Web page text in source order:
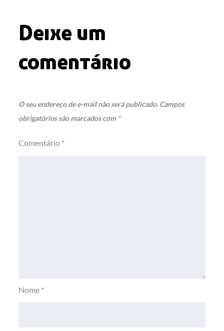
Deixe um
comentário
O seu endereço de e-mail não será publicado. Campos
obrigatórios são marcados com *
Comentário *
Nome *